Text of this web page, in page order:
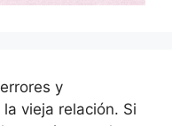
y
vieja relación. Si